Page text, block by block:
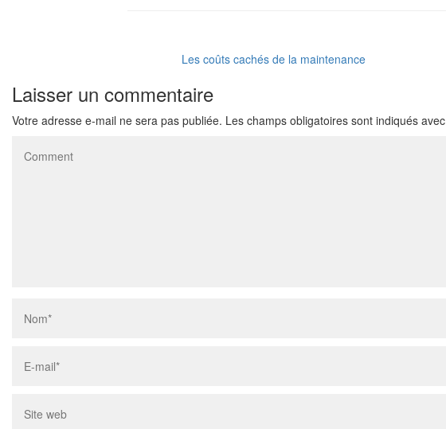
Les coûts cachés de la maintenance
Laisser un commentaire
Votre adresse e-mail ne sera pas publiée. Les champs obligatoires sont indiqués avec